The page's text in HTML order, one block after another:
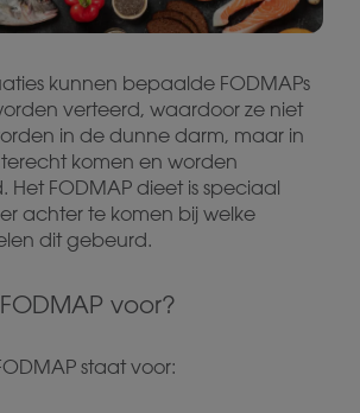
kunnen bepaalde FODMAPs
verteerd, waardoor ze niet
in de dunne darm, maar in
komen en worden
Het FODMAP dieet is speciaal
achter te komen bij welke
dit gebeurd.
voor?
staat voor: